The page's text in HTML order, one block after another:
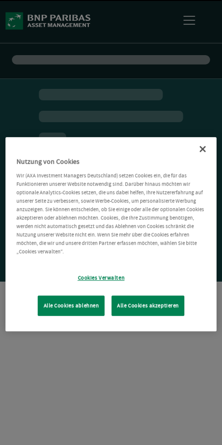
Nutzung von Cookies
Wir (AXA Investment Managers Deutschland) setzen Cookies ein, die für das
Funktionieren unserer Website notwendig sind. Darüber hinaus möchten wir
optionale Analytics-Cookies setzen, die uns dabei helfen, Ihre Nutzererfahrung auf
unserer Seite zu verbessern, sowie Werbe-Cookies, um personalisierte Werbung
anzuzeigen. Sie können entscheiden, ob Sie einige oder alle der optionalen Cookies
akzeptieren oder ablehnen möchten. Cookies, die Ihre Zustimmung benötigen,
werden nicht automatisch gesetzt und das Ablehnen von Cookies schränkt die
Nutzung unserer Website nicht ein. Wenn Sie mehr über die Cookies erfahren
möchten, die wir und unsere dritten Partner erfassen möchten, wählen Sie bitte
„Cookies verwalten“.
Cookies Verwalten
Alle Cookies ablehnen Alle Cookies akzeptieren